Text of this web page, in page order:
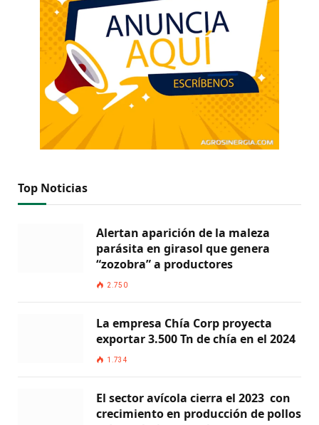
Top Noticias
Alertan aparición de la maleza
parásita en girasol que genera
“zozobra” a productores
2.750
La empresa Chía Corp proyecta
exportar 3.500 Tn de chía en el 2024
1.734
El sector avícola cierra el 2023 con
crecimiento en producción de pollos